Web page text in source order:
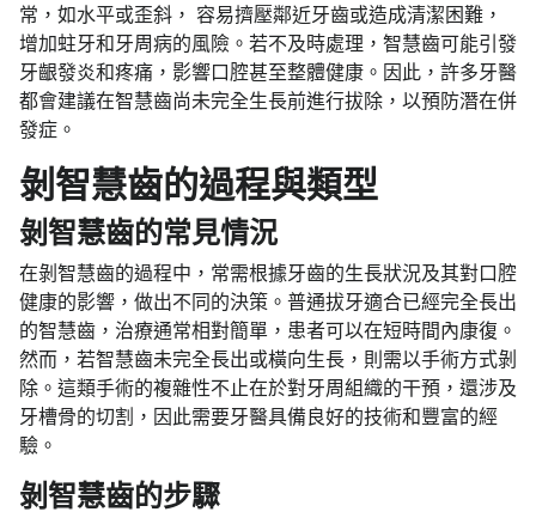
常，如水平或歪斜， 容易擠壓鄰近牙齒或造成清潔困難，
增加蛀牙和牙周病的風險。若不及時處理，智慧齒可能引發
牙齦發炎和疼痛，影響口腔甚至整體健康。因此，許多牙醫
都會建議在智慧齒尚未完全生長前進行拔除，以預防潛在併
發症。
剝智慧齒的過程與類型
剝智慧齒的常見情況
在剝智慧齒的過程中，常需根據牙齒的生長狀況及其對口腔
健康的影響，做出不同的決策。普通拔牙適合已經完全長出
的智慧齒，治療通常相對簡單，患者可以在短時間內康復。
然而，若智慧齒未完全長出或橫向生長，則需以手術方式剝
除。這類手術的複雜性不止在於對牙周組織的干預，還涉及
牙槽骨的切割，因此需要牙醫具備良好的技術和豐富的經
驗。
剝智慧齒的步驟